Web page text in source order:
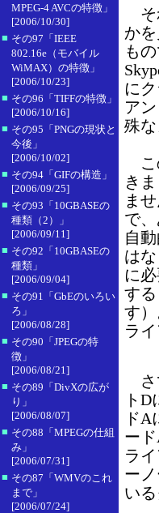
MPEG-4 AVCの特徴」
[2006/10/30]
■ その97「IEEE
802.16e（モバイル
WiMAX）の特徴」
[2006/10/23]
■ その96「TIFFの特徴」
[2006/10/16]
■ その95「PNGの現状と
今後」
[2006/10/02]
■ その94「GIFの構造」
[2006/09/25]
■ その93「10GBASEの
種類（2）」
[2006/09/11]
■ その92「10GBASEの
種類」
[2006/09/04]
■ その91「GbEのいろい
ろ」
[2006/08/28]
■ その90「JPEGの特
徴」
[2006/08/21]
■ その89「DivXの広が
り」
[2006/08/07]
■ その88「MPEGの仕組
み」
[2006/07/31]
■ その87「WMVのこれ
まで」
[2006/07/24]
そ
か
も
に
ア
殊
こ
き
ま
で
自
は
に
す
す
ラ
さ
ト
ド
ー
ラ
ー
い